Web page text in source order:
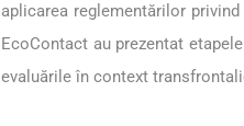
aplicarea reglementărilor
EcoContact au prezentat
evaluările în context